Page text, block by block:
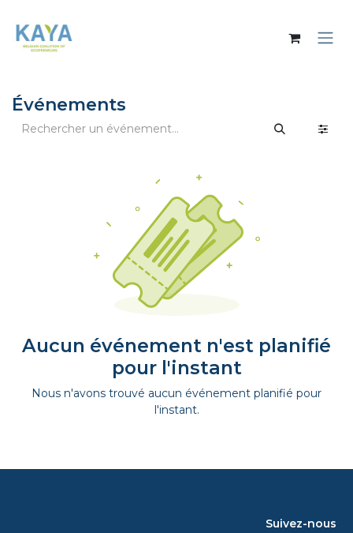
Événements
Aucun événement n'est planifié
pour l'instant
Nous n'avons trouvé aucun événement planifié pour
l'instant.
Suivez-nous